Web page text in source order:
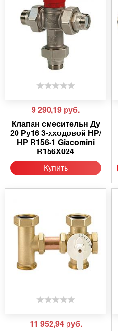
9 290,19 руб.
Клапан смесительн Ду
20 Ру16 3-хходовой НР/
НР R156-1 Giacomini
R156X024
Купить
11 952,94 руб.